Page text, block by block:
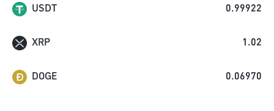
USDT 0.99922
XRP 1.02
DOGE 0.06970